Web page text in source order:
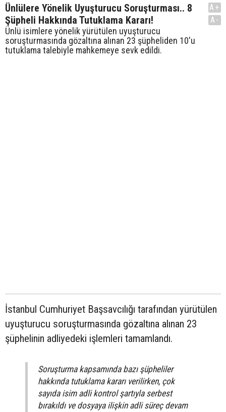
Ünlülere Yönelik Uyuşturucu Soruşturması.. 8
Şüpheli Hakkında Tutuklama Kararı!
Ünlü isimlere yönelik yürütülen uyuşturucu
soruşturmasında gözaltına alınan 23 şüpheliden 10'u
tutuklama talebiyle mahkemeye sevk edildi.
A+
A-
İstanbul Cumhuriyet Başsavcılığı tarafından yürütülen
uyuşturucu soruşturmasında gözaltına alınan 23
şüphelinin adliyedeki işlemleri tamamlandı.
Soruşturma kapsamında bazı şüpheliler
hakkında tutuklama kararı verilirken, çok
sayıda isim adli kontrol şartıyla serbest
bırakıldı ve dosyaya ilişkin adli süreç devam